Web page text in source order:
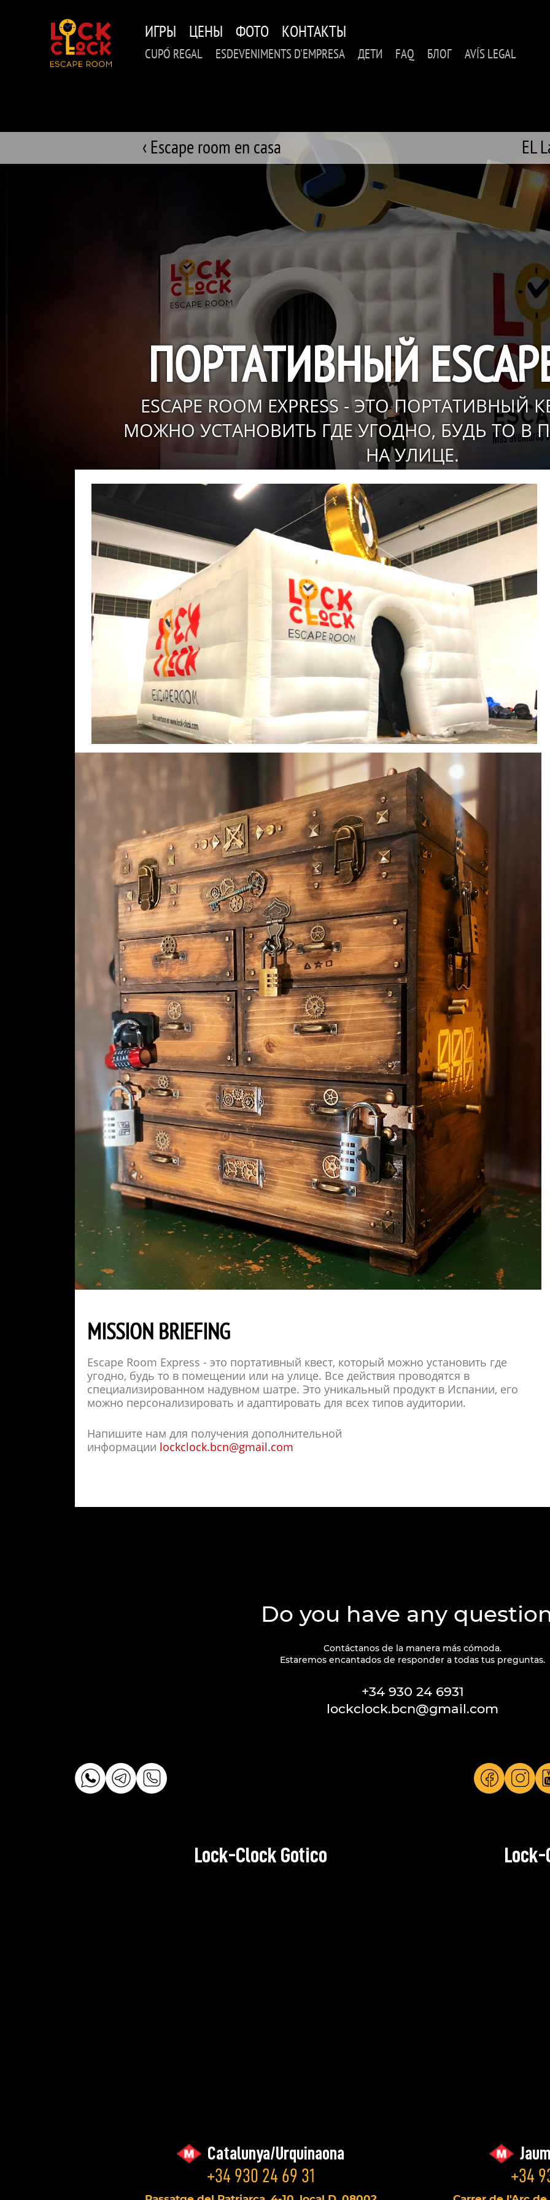
содержанию
ИГРЫ ЦЕНЫ ФОТО КОНТАКТЫ
CUPÓ REGAL ESDEVENIMENTS D'EMPRESA ДЕТИ FAQ БЛОГ AVÍS LEGAL
‹ Escape room en casa EL
ПОРТАТИВНЫЙ
ESCAPE ROOM EXPRESS - ЭТО
МОЖНО УСТАНОВИТЬ ГДЕ УГОДНО, БУДЬ ТО
НА УЛИЦЕ.
MISSION BRIEFING
Escape Room Express - это портативный квест, который можно установить где
угодно, будь то в помещении или на улице. Все действия проводятся в
специализированном надувном шатре. Это уникальный продукт в Испании, его
можно персонализировать и адаптировать для всех типов аудитории.
Напишите нам для получения дополнительной
информации
lockclock.bcn@gmail.com
Do you have any
Contáctanos de la manera más cómoda.
Estaremos encantados de responder a todas tus preguntas.
+34 930 24 6931
lockclock.bcn@gmail.com
Lock-Clock Gotico
Catalunya/Urquinaona
+34 930 24 69 31
Lock-
+34